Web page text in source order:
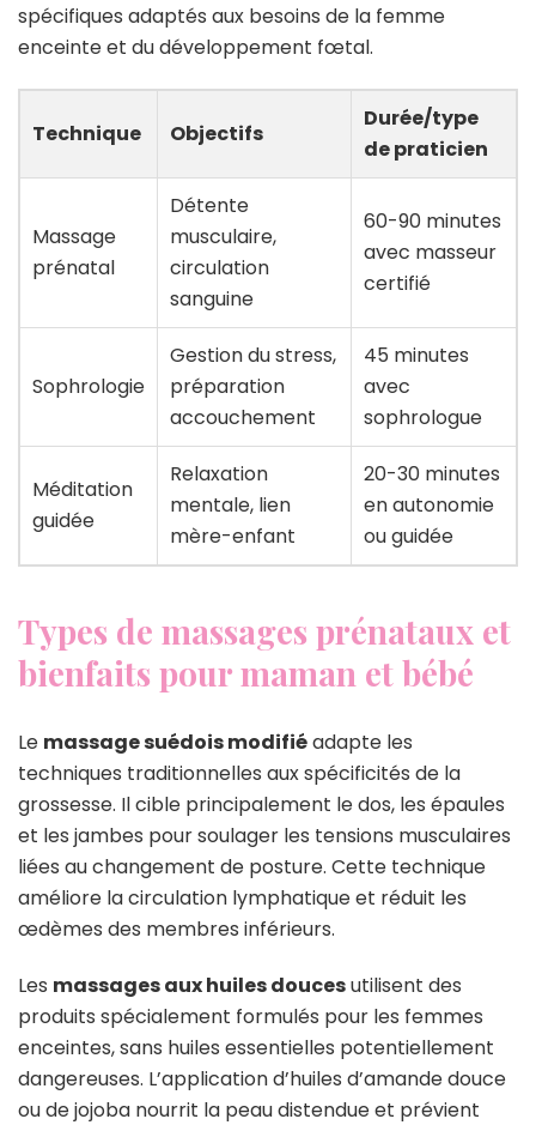
spécifiques adaptés aux besoins de la femme
enceinte et du développement fœtal.
Technique Objectifs
Durée/type
de praticien
Massage
prénatal
Détente
musculaire,
circulation
sanguine
60-90 minutes
avec masseur
certifié
Sophrologie
Gestion du stress,
préparation
accouchement
45 minutes
avec
sophrologue
Méditation
guidée
Relaxation
mentale, lien
mère-enfant
20-30 minutes
en autonomie
ou guidée
Types de massages prénataux et
bienfaits pour maman et bébé
Le massage suédois modifiéadapte les
techniques traditionnelles aux spécificités de la
grossesse. Il cible principalement le dos, les épaules
et les jambes pour soulager les tensions musculaires
liées au changement de posture. Cette technique
améliore la circulation lymphatique et réduit les
œdèmes des membres inférieurs.
Les massages aux huiles doucesutilisent des
produits spécialement formulés pour les femmes
enceintes, sans huiles essentielles potentiellement
dangereuses. L’application d’huiles d’amande douce
ou de jojoba nourrit la peau distendue et prévient